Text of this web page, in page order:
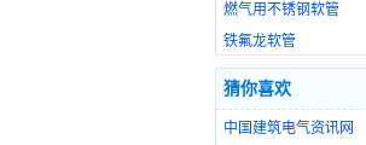
燃气用不锈钢软管
铁氟龙软管
猜你喜欢
中国建筑电气资讯网